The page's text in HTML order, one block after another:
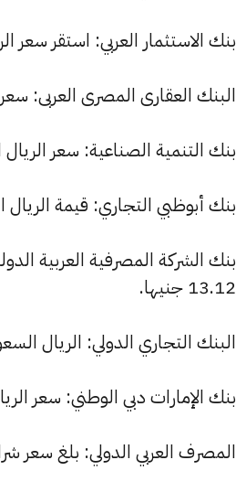
بنك الاستثمار العربي: استقر سعر الريال السعودي
البنك العقارى المصرى العربى: سعر الريال السعودي
بنك التنمية الصناعية: سعر الريال السعودي للشراء
بنك أبوظبي التجاري: قيمة الريال السعودي للشراء هي
13.12 جنيها.
البنك التجاري الدولي: الريال السعودي يسجل 13.04 جنيها
بنك الإمارات دبي الوطني: سعر الريال السعودي الآن
المصرف العربي الدولي: بلغ سعر شراء الريال السعودي